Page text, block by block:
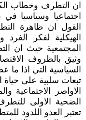
ان التطرف وخطاب
اجتماعيا وسياسيا
القول ان ظاهرة
الهيكلية لفكر الفرد
المجتمعية حيث ان
وثيق بالظروف
السياسية التي اذا
تبعات سلبية على حياة
الاواصر الاجتماعية
الضحية الاولى
تعتبر العدو اللدود